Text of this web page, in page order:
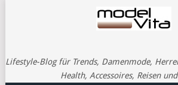
Lifestyle-Blog für Trends, Damenmode,
Health, Accessoires, Reisen